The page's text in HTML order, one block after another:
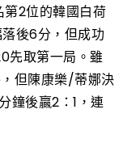
2位的韓國白荷
後6分，但成功
先取第一局。雖
但陳康樂/蒂娜決
鐘後贏2：1，連